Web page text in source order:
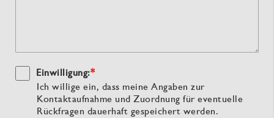
Einwilligung:*
Ich willige ein, dass meine Angaben zur
Kontaktaufnahme und Zuordnung für eventuelle
Rückfragen dauerhaft gespeichert werden.